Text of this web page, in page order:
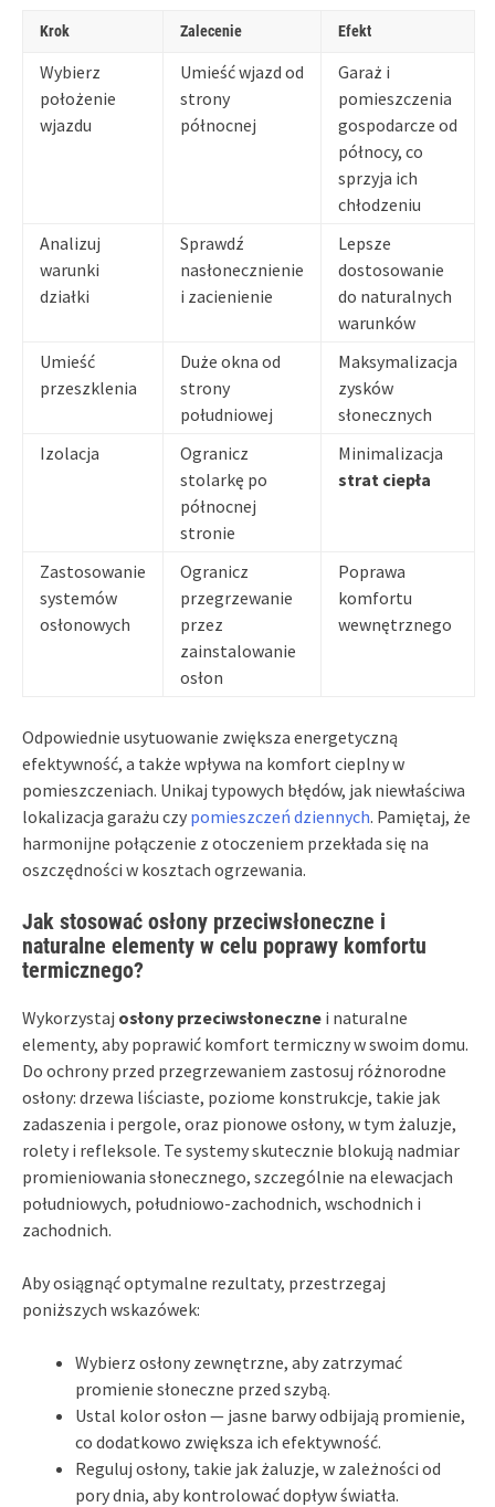
Krok Zalecenie Efekt
Wybierz
położenie
wjazdu
Umieść wjazd od
strony
północnej
Garaż i
pomieszczenia
gospodarcze od
północy, co
sprzyja ich
chłodzeniu
Analizuj
warunki
działki
Sprawdź
nasłonecznienie
i zacienienie
Lepsze
dostosowanie
do naturalnych
warunków
Umieść
przeszklenia
Duże okna od
strony
południowej
Maksymalizacja
zysków
słonecznych
Izolacja
Ogranicz
stolarkę po
północnej
stronie
Minimalizacja
strat ciepła
Zastosowanie
systemów
osłonowych
Ogranicz
przegrzewanie
przez
zainstalowanie
osłon
Poprawa
komfortu
wewnętrznego
Odpowiednie usytuowanie zwiększa energetyczną
efektywność, a także wpływa na komfort cieplny w
pomieszczeniach. Unikaj typowych błędów, jak niewłaściwa
lokalizacja garażu czy pomieszczeń dziennych. Pamiętaj, że
harmonijne połączenie z otoczeniem przekłada się na
oszczędności w kosztach ogrzewania.
Jak stosować osłony przeciwsłoneczne i
naturalne elementy w celu poprawy komfortu
termicznego?
Wykorzystaj osłony przeciwsłoneczne i naturalne
elementy, aby poprawić komfort termiczny w swoim domu.
Do ochrony przed przegrzewaniem zastosuj różnorodne
osłony: drzewa liściaste, poziome konstrukcje, takie jak
zadaszenia i pergole, oraz pionowe osłony, w tym żaluzje,
rolety i refleksole. Te systemy skutecznie blokują nadmiar
promieniowania słonecznego, szczególnie na elewacjach
południowych, południowo-zachodnich, wschodnich i
zachodnich.
Aby osiągnąć optymalne rezultaty, przestrzegaj
poniższych wskazówek:
Wybierz osłony zewnętrzne, aby zatrzymać
promienie słoneczne przed szybą.
Ustal kolor osłon — jasne barwy odbijają promienie,
co dodatkowo zwiększa ich efektywność.
Reguluj osłony, takie jak żaluzje, w zależności od
pory dnia, aby kontrolować dopływ światła.